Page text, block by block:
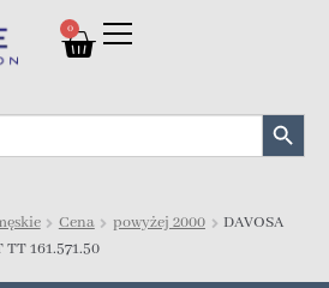
0
Search Button
Cena powyżej 2000
DAVOSA
TT 161.571.50